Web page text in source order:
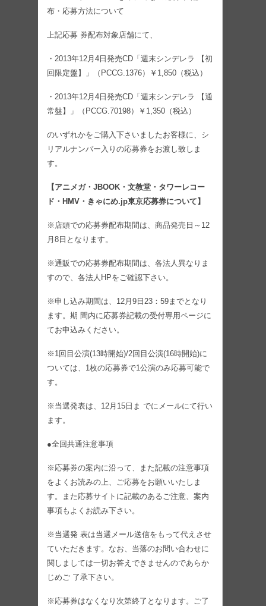
布・応募方法について
上記応募 券配布対象店舗にて、
・2013年12月4日発売CD「週末シンデレラ 【初
回限定盤】」（PCCG.1376）￥1,850（税込）
・2013年12月4日発売CD「週末シンデレラ 【通
常盤】」（PCCG.70198）￥1,350（税込）
のいずれかをご購入下さいましたお客様に、シ
リアルナンバー入りの応募券をお渡し致しま
す。
【アニメガ・JBOOK・文教堂・タワーレコー
ド・HMV・きゃにめ.jp東京応募券について】
※店頭での応募券配布期間は、商品発売日～12
月8日となります。
※通販での応募券配布期間は、各法人異なりま
すので、各法人HPをご確認下さい。
※申し込み期間は、12月9日23：59までとなり
ます。期 間内に応募券記載の受付専用ページに
てお申込みください。
※1回目公演(13時開始)/2回目公演(16時開始)に
ついては、1枚の応募券で1公演のみ応募可能で
す。
※当選発表は、12月15日ま でにメールにて行い
ます。
●全回共通注意事項
※応募券の案内に沿って、また記載の注意事項
をよくお読みの上、ご応募をお願いいたしま
す。また応募サイトに記載のあるご注意、案内
事項もよくお読み下さい。
※当選発 表は当選メール送信をもって代えさせ
ていただきます。なお、当落のお問い合わせに
関しましては一切お答えできませんのであらか
じめご 了承下さい。
※応募券はなくなり次第終了となります。ご了